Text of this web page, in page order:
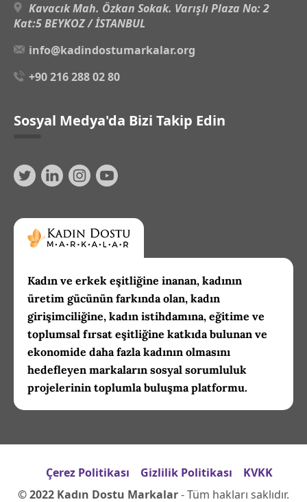
Kavacık Mah. Özkan Sokak. Varışlı Plaza No: 2
Kat:5 BEYKOZ / İSTANBUL
info@kadindostumarkalar.org
+90 216 288 02 80
Sosyal Medya'da Bizi Takip Edin
Kadın ve erkek eşitliğine inanan, kadının
üretim gücünün farkında olan, kadın
girişimciliğine, kadın istihdamına, eğitime ve
toplumsal fırsat eşitliğine katkıda bulunan ve
ekonomide daha fazla kadının olmasını
hedefleyen markaların sosyal sorumluluk
projelerinin toplumla buluşma platformu.
Çerez Politikası Gizlilik Politikası
KVKK
© 2022 Kadın Dostu Markalar- Tüm hakları saklıdır.